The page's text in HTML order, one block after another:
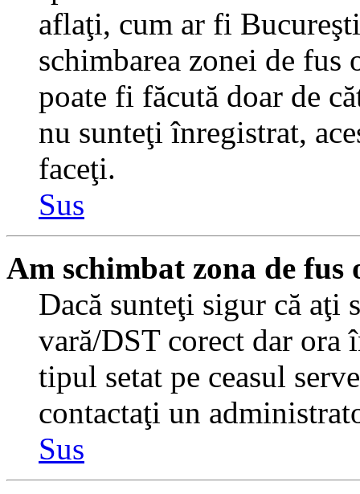
aflaţi, cum ar fi
schimbarea zonei de fus
poate fi făcută doar de
nu sunteţi înregistrat,
faceţi.
Sus
Am schimbat zona de
Dacă sunteţi sigur că aţi
vară/DST corect dar ora
tipul setat pe ceasul
contactaţi un
Sus